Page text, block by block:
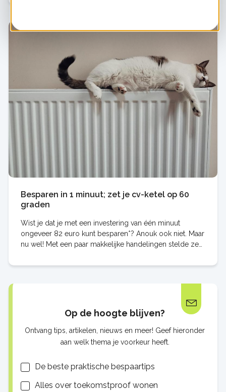
Besparen in 1 minuut; zet je cv-ketel op 60
graden
Wist je dat je met een investering van één minuut
ongeveer 82 euro kunt besparen*? Anouk ook niet. Maar
nu wel! Met een paar makkelijke handelingen stelde ze
Op de hoogte blijven?
Ontvang tips, artikelen, nieuws en meer! Geef hieronder
aan welk thema je voorkeur heeft.
LijstenDe beste praktische bespaartips
Alles over toekomstproof wonen